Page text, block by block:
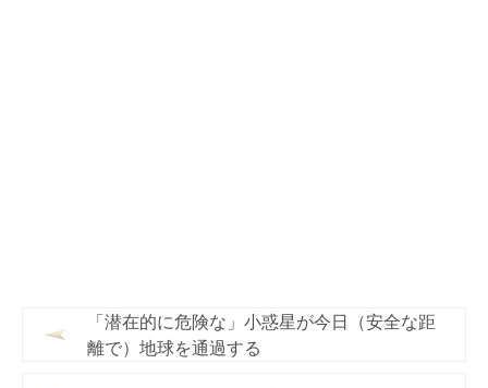
「潜在的に危険な」小惑星が今日（安全な距
離で）地球を通過する